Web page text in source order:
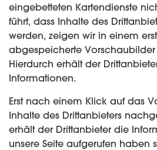
eingebetteten Kartendienste
führt, dass Inhalte des
werden, zeigen wir in einem
abgespeicherte
Hierdurch erhält der
Informationen.
Erst nach einem Klick auf das
Inhalte des Drittanbieters
erhält der Drittanbieter die
unsere Seite aufgerufen haben